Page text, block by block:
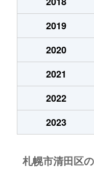
平岡４条
平岡４条
平岡５条
平岡６条
平岡６条
平岡公園東
2019
2020
2021
2022
2023